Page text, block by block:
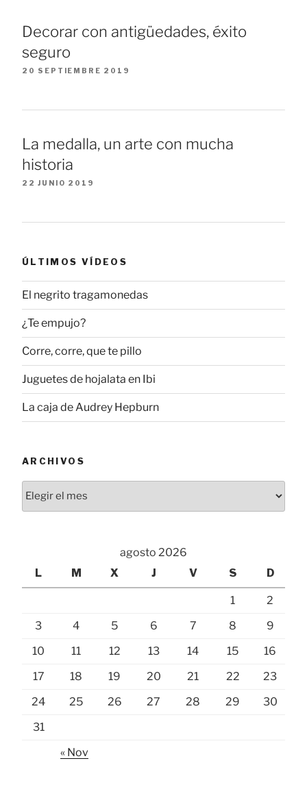
Decorar con antigüedades, éxito
seguro
20 SEPTIEMBRE 2019
La medalla, un arte con mucha
historia
22 JUNIO 2019
ÚLTIMOS VÍDEOS
El negrito tragamonedas
¿Te empujo?
Corre, corre, que te pillo
Juguetes de hojalata en Ibi
La caja de Audrey Hepburn
ARCHIVOS
agosto 2026
L
M X J V S D
1
2
3
4 5 6 7 8
9
10
11 12 13 14 15
16
17
18 19 20 21 22
23
24
25 26 27 28 29
30
31
« Nov